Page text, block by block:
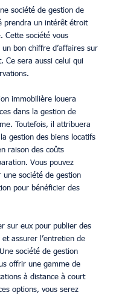
société de gestion de
prendra un intérêt étroit
Cette société vous
bon chiffre d’affaires sur
Ce sera aussi celui qui
immobilière louera
dans la gestion de
Toutefois, il attribuera
gestion des biens locatifs
raison des coûts
Vous pouvez
une société de gestion
pour bénéficier des
sur eux pour publier des
assurer l’entretien de
société de gestion
offrir une gamme de
à distance à court
options, vous serez